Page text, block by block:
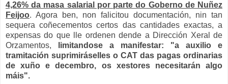
4,26% da masa salarial por parte do Goberno de Nuñez
Feijoo. Agora ben, non falicitou documentación, nin tan
sequera coñecementos certos das cantidades exactas, a
expensas do que lle ordenen dende a Dirección Xeral de
Orzamentos,
limitandose a manifestar: "a auxilio e
tramitación suprimiráselles o CAT das pagas ordinarias
de xuño e decembro, os xestores necesitarán algo
máis".